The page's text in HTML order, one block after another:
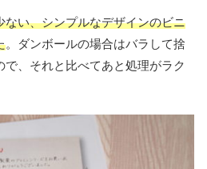
ない、シンプルなデザインのビニ
。ダンボールの場合はバラして捨
、それと比べてあと処理がラク